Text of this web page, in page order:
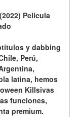
Película
y dabbing
Perú,
latina, hemos
Killsivas
funciones,
premium.